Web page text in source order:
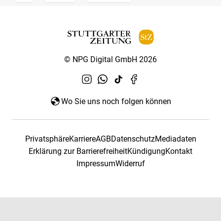
© NPG Digital GmbH 2026
Wo Sie uns noch folgen können
PrivatsphäreKarriereAGBDatenschutzMediadaten
Erklärung zur BarrierefreiheitKündigungKontakt
ImpressumWiderruf